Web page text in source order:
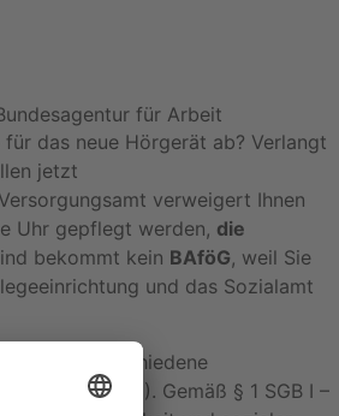
für Arbeit
für das neue Hörgerät ab? Verlangt
jetzt
verweigert Ihnen
Uhr gepflegt werden, die
bekommt kein BAföG, weil Sie
und das Sozialamt
umfasst verschiedene
I – SGB XII). Gemäß § 1 SGB I –